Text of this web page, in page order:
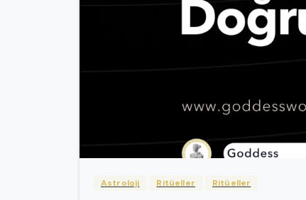
Astroloji Ritüeller Ritüeller